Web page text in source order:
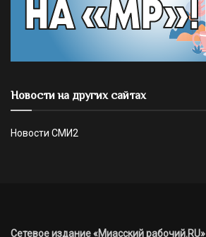
Новости на других сайтах
Новости СМИ2
Сетевое издание «Миасский рабочий.RU»